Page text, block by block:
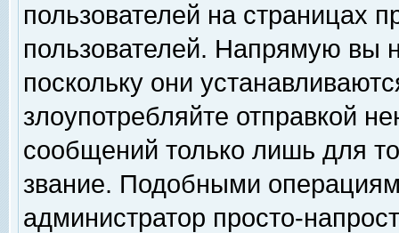
пользователей на страницах
пользователей. Напрямую вы
поскольку они
злоупотребляйте отправкой
сообщений только лишь для
звание. Подобными
администратор просто-